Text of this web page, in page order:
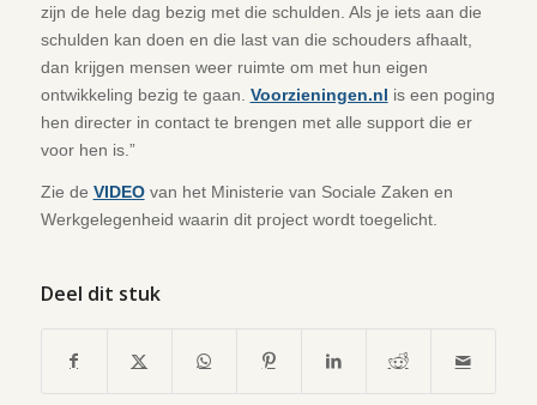
zijn de hele dag bezig met die schulden. Als je iets aan die
schulden kan doen en die last van die schouders afhaalt,
dan krijgen mensen weer ruimte om met hun eigen
ontwikkeling bezig te gaan. Voorzieningen.nl is een poging
hen directer in contact te brengen met alle support die er
voor hen is.”
Zie de VIDEOvan het Ministerie van Sociale Zaken en
Werkgelegenheid waarin dit project wordt toegelicht.
Deel dit stuk